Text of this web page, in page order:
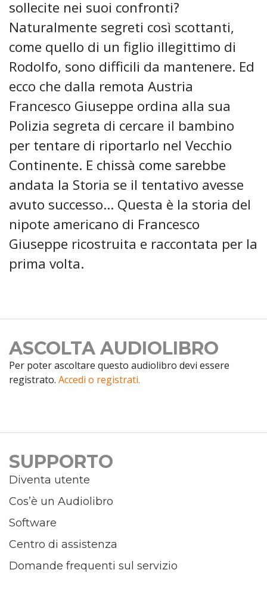
sollecite nei suoi confronti?
Naturalmente segreti così scottanti,
come quello di un figlio illegittimo di
Rodolfo, sono difficili da mantenere. Ed
ecco che dalla remota Austria
Francesco Giuseppe ordina alla sua
Polizia segreta di cercare il bambino
per tentare di riportarlo nel Vecchio
Continente. E chissà come sarebbe
andata la Storia se il tentativo avesse
avuto successo… Questa è la storia del
nipote americano di Francesco
Giuseppe ricostruita e raccontata per la
prima volta.
ASCOLTA AUDIOLIBRO
Per poter ascoltare questo audiolibro devi essere
registrato. Accedi o registrati.
SUPPORTO
Diventa utente
Cos’è un Audiolibro
Software
Centro di assistenza
Domande frequenti sul servizio